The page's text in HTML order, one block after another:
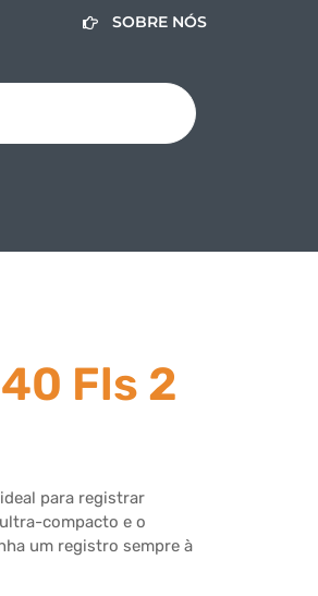
SOBRE NÓS
Fls 2
para registrar
compacto e o
um registro sempre à